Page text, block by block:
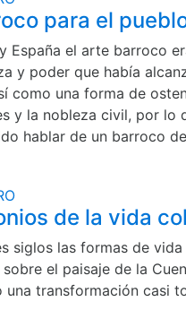
para el
España el arte barroco
y poder que había
como una forma de
y la nobleza civil, por lo
hablar de un barroco
de la vida
siglos las formas de vida
el paisaje de la
una transformación casi